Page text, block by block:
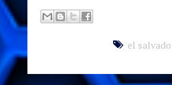
el